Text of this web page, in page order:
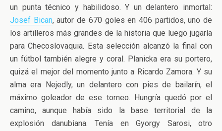
un punta técnico y habilidoso. Y un delantero inmortal:
Josef Bican, autor de 670 goles en 406 partidos, uno de
los artilleros más grandes de la historia que luego jugaría
para Checoslovaquia. Esta selección alcanzó la final con
un fútbol también alegre y coral. Planicka era su portero,
quizá el mejor del momento junto a Ricardo Zamora. Y su
alma era Nejedly, un delantero con pies de bailarín, el
máximo goleador de ese torneo. Hungría quedó por el
camino, aunque había sido la base territorial de la
explosión danubiana. Tenía en Gyorgy Sarosi, otro